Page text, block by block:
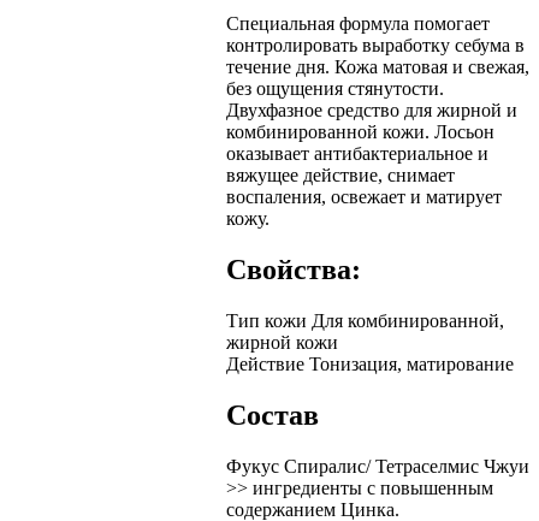
Специальная формула помогает
контролировать выработку себума в
течение дня. Кожа матовая и свежая,
без ощущения стянутости.
Двухфазное средство для жирной и
комбинированной кожи. Лосьон
оказывает антибактериальное и
вяжущее действие, снимает
воспаления, освежает и матирует
кожу.
Свойства:
Тип кожи Для комбинированной,
жирной кожи
Действие Тонизация, матирование
Состав
Фукус Спиралис/ Тетраселмис Чжуи
>> ингредиенты с повышенным
содержанием Цинка.